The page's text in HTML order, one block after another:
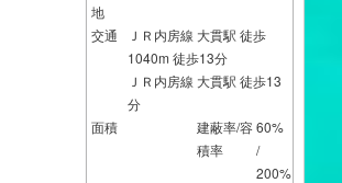
地
交通
ＪＲ内房線 大貫駅 徒歩
1040m 徒歩13分
ＪＲ内房線 大貫駅 徒歩13
分
面積
建蔽率/容
積率
60%
/
200%